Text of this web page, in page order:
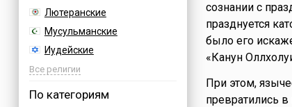
Босния
Лютеранские
Мусульманские
Иудейские
Буддийские
Все религии
По категориям
сознании с
празднуется
было его
«Канун
При этом,
превратились